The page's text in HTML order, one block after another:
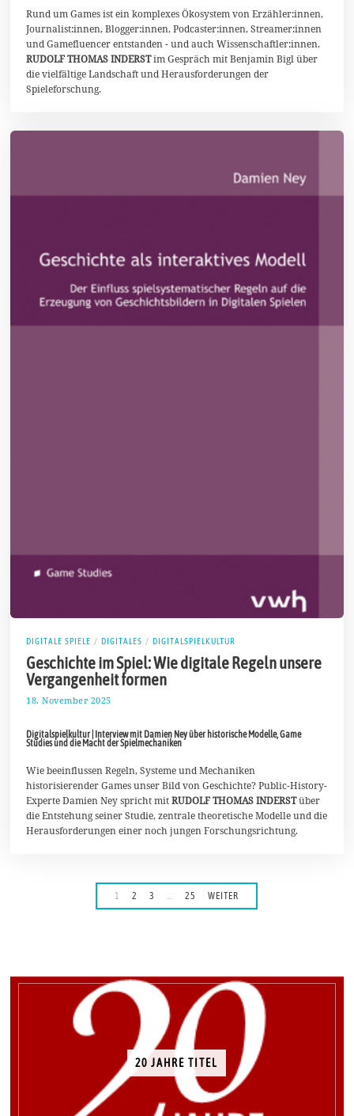
z
e
m
b
e
r
Rund um Games ist ein komplexes Ökosystem von Erzähler:innen,
Journalist:innen, Blogger:innen, Podcaster:innen, Streamer:innen
und Gamefluencer entstanden - und auch Wissenschaftler:innen.
RUDOLF THOMAS INDERSTim Gespräch mit Benjamin Bigl über
die vielfältige Landschaft und Herausforderungen der
Spieleforschung.
DIGITALE SPIELE / DIGITALES / DIGITALSPIELKULTUR
Geschichte im Spiel: Wie digitale Regeln unsere
Vergangenheit formen
18. November 2025
N
o
e
m
e
r
2
Digitalspielkultur | Interview mit Damien Ney über historische Modelle, Game
Studies und die Macht der Spielmechaniken
Wie beeinflussen Regeln, Systeme und Mechaniken
historisierender Games unser Bild von Geschichte? Public-History-
Experte Damien Ney spricht mitRUDOLF THOMAS INDERSTüber
die Entstehung seiner Studie, zentrale theoretische Modelle und die
Herausforderungen einer noch jungen Forschungsrichtung.
1 2 3 … 25 WEITER
20 JAHRE TITEL